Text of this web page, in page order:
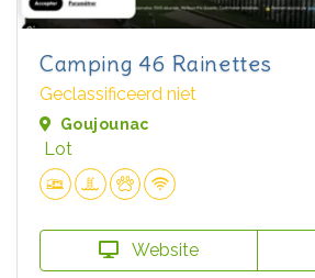
Camping 46 Rainettes
Geclassificeerd niet
Goujounac
Lot
Website